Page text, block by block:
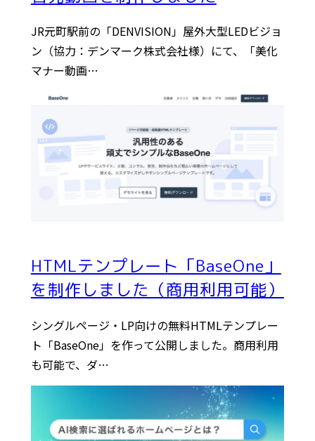
JR元町駅前の「DENVISION」屋外大型LEDビジョ
ン（協力：デンマーク株式会社様）にて、「美化
マナー動画…
HTMLテンプレート「BaseOne」
を制作しました（商用利用可能）
シングルページ・LP向けの無料HTMLテンプレー
ト「BaseOne」を作って公開しました。商用利用
も可能で、ダ…